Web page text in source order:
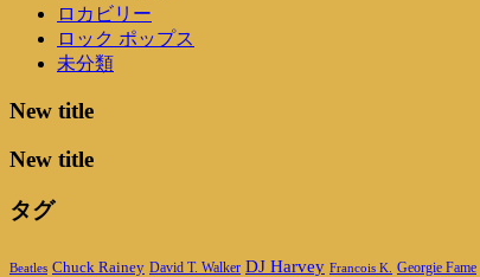
ロカビリー
ロック ポップス
未分類
New title
New title
タグ
Beatles Chuck Rainey David T. Walker DJ Harvey Francois K. Georgie Fame